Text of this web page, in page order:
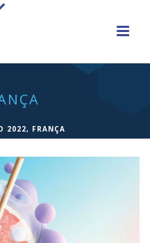
2022, FRANÇA